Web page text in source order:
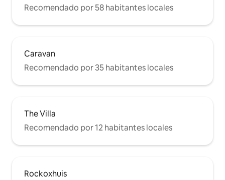
Recomendado por 58 habitantes locales
Caravan
Recomendado por 35 habitantes locales
The Villa
Recomendado por 12 habitantes locales
Rockoxhuis